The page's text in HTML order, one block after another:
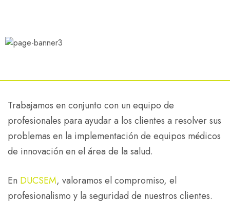
Trabajamos en conjunto con un equipo de
profesionales para ayudar a los clientes a resolver sus
problemas en la implementación de equipos médicos
de innovación en el área de la salud.
En DUCSEM, valoramos el compromiso, el
profesionalismo y la seguridad de nuestros clientes.